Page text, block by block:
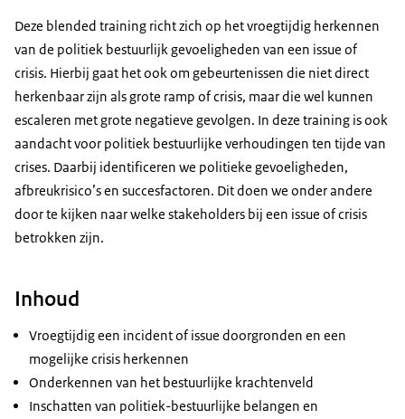
Deze blended training richt zich op het vroegtijdig herkennen
van de politiek bestuurlijk gevoeligheden van een issue of
crisis. Hierbij gaat het ook om gebeurtenissen die niet direct
herkenbaar zijn als grote ramp of crisis, maar die wel kunnen
escaleren met grote negatieve gevolgen. In deze training is ook
aandacht voor politiek bestuurlijke verhoudingen ten tijde van
crises. Daarbij identificeren we politieke gevoeligheden,
afbreukrisico’s en succesfactoren. Dit doen we onder andere
door te kijken naar welke stakeholders bij een issue of crisis
betrokken zijn.
Inhoud
Vroegtijdig een incident of issue doorgronden en een
mogelijke crisis herkennen
Onderkennen van het bestuurlijke krachtenveld
Inschatten van politiek-bestuurlijke belangen en